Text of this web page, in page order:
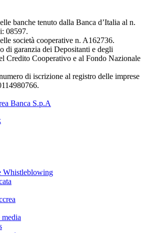
banche tenuto dalla Banca d’Italia al n.
08597.
società cooperative n. A162736.
di garanzia dei Depositanti e degli
Credito Cooperativo e al Fondo Nazionale
di iscrizione al registro delle imprese
Banca S.p.A
Whistleblowing